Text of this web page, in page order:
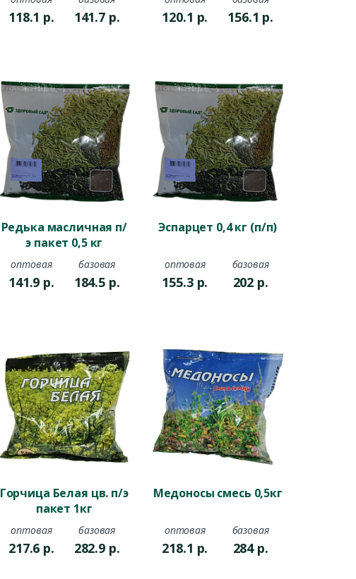
118.1 р. 141.7 р. 120.1 р. 156.1 р.
Редька масличная п/
э пакет 0,5 кг
оптовая
141.9 р.
базовая
184.5 р.
Эспарцет 0,4 кг (п/п)
оптовая
155.3 р.
базовая
202 р.
Горчица Белая цв. п/э
пакет 1кг
оптовая
217.6 р.
базовая
282.9 р.
Медоносы смесь 0,5кг
оптовая
218.1 р.
базовая
284 р.